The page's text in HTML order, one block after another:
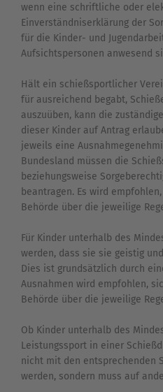
wenn eine schriftliche oder
Einverständniserklärung der
für die Kinder- und
Aufsichtspersonen anwesend
Hält ein schießsportlicher
für ausreichend begabt,
auszuüben, kann die
dieser Kinder auf Antrag
jeweils eine
Bundesland müssen die
beziehungsweise
beantragen. Es wird
Behörde über die jeweilige
Für Kinder unterhalb des
werden, dass sie sie geistig
Dies ist grundsätzlich durch
Ausnahmen wird empfohlen,
Behörde über die jeweilige
Ob Kinder unterhalb des
Leistungssport in einer
nicht mit den entsprechenden
werden, sondern muss auf